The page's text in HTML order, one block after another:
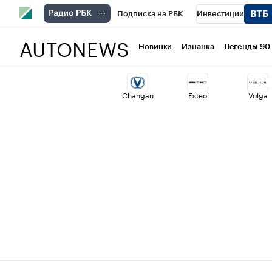
Подписка на РБК Инвестиции
Национальные проекты Город
Кредитные рейтинги Франшизы
AUTONEWS Новинки Изнанка Легенды
Changan Esteo Volga